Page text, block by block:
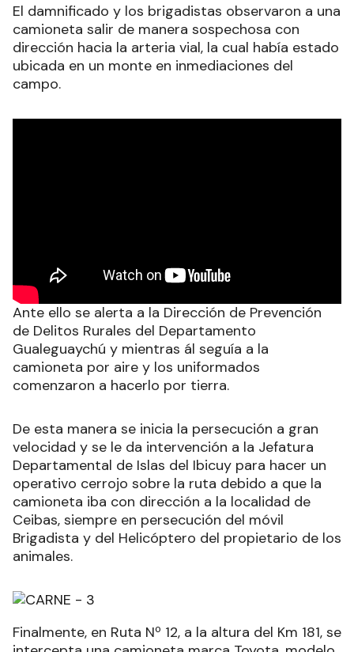
El damnificado y los brigadistas observaron a una
camioneta salir de manera sospechosa con
dirección hacia la arteria vial, la cual había estado
ubicada en un monte en inmediaciones del
campo.
Ante ello se alerta a la Dirección de Prevención
de Delitos Rurales del Departamento
Gualeguaychú y mientras ál seguía a la
camioneta por aire y los uniformados
comenzaron a hacerlo por tierra.
De esta manera se inicia la persecución a gran
velocidad y se le da intervención a la Jefatura
Departamental de Islas del Ibicuy para hacer un
operativo cerrojo sobre la ruta debido a que la
camioneta iba con dirección a la localidad de
Ceibas, siempre en persecución del móvil
Brigadista y del Helicóptero del propietario de los
animales.
Finalmente, en Ruta Nº 12, a la altura del Km 181, se